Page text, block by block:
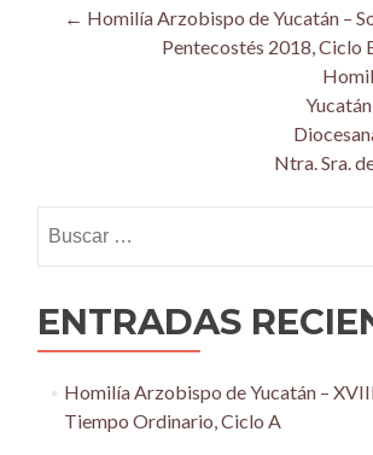
Post
navigation
← Homilía Arzobispo de Yucatán –
Pentecostés 2018, Ciclo
Ntra. Sra.
ENTRADAS
Homilía Arzobispo de Yucatán –
Tiempo Ordinario, Ciclo A